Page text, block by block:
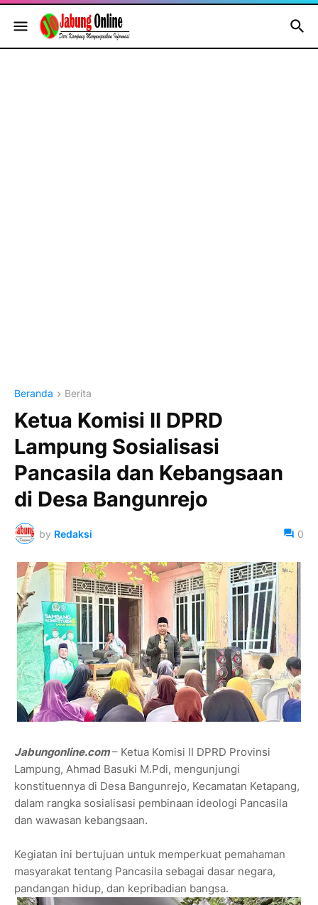
Beranda Berita
Ketua Komisi II DPRD
Lampung Sosialisasi
Pancasila dan Kebangsaan
di Desa Bangunrejo
by Redaksi 0
Jabungonline.com– Ketua Komisi II DPRD Provinsi
Lampung, Ahmad Basuki M.Pdi, mengunjungi
konstituennya di Desa Bangunrejo, Kecamatan Ketapang,
dalam rangka sosialisasi pembinaan ideologi Pancasila
dan wawasan kebangsaan.
Kegiatan ini bertujuan untuk memperkuat pemahaman
masyarakat tentang Pancasila sebagai dasar negara,
pandangan hidup, dan kepribadian bangsa.